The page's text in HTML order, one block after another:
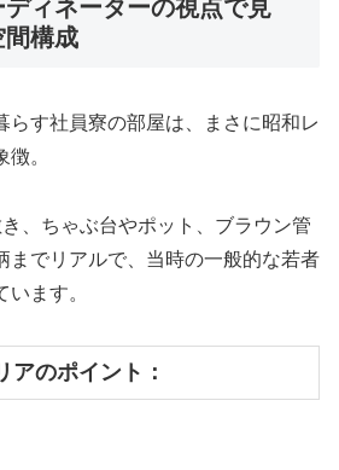
ィネーターの視点で見
間構成
らす社員寮の部屋は、まさに昭和レ
。
、ちゃぶ台やポット、ブラウン管
までリアルで、当時の一般的な若者
ます。
アのポイント：